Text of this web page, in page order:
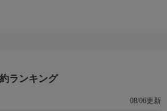
ランキング
08/06更新